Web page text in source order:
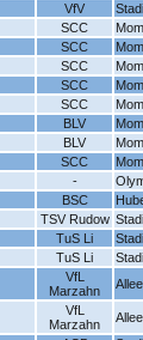
VfV
SCC
SCC
SCC
SCC
SCC
BLV
BLV
SCC
-
BSC
TSV Rudow
TuS Li
TuS Li
VfL
Marzahn
VfL
Marzahn